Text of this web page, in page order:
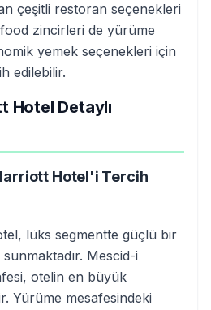
çeşitli restoran seçenekleri
zincirleri de yürüme
yemek seçenekleri için
edilebilir.
Hotel Detaylı
Hotel'i Tercih
lüks segmentte güçlü bir
Mescid-i
otelin en büyük
Yürüme mesafesindeki